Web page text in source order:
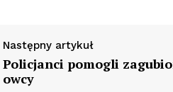
Następny artykuł
Policjanci pomogli
owcy